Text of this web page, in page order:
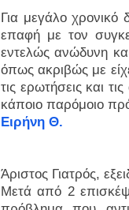
Για μεγάλο χρονικό
επαφή με τον
εντελώς ανώδυνη
όπως ακριβώς με
τις ερωτήσεις και
κάποιο παρόμοιο
Ειρήνη Θ.
Άριστος Γιατρός,
Μετά από 2